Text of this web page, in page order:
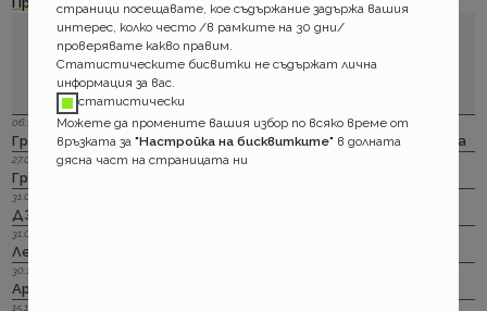
06.12.2023 г.
Групама: Ски и сноуборд безплатно при пътуване в чужбина
27.04.2023 г.
Групама: За каското
31.03.2023 г.
ДЗИ: Отличници в ликвидацията по каско
31.03.2023 г.
Лев Инс: Още месец на промоция по каско
30.11.2022 г.
Армеец: И асистанс за България по каско
15.11.2022 г.
страници посещавате, кое съдържание задържа вашия
интерес, колко често /в рамките на 30 дни/
проверявате какво правим.
Статистическите бисвитки не съдържат лична
информация за вас.
статистически
Можете да промените вашия избор по всяко време от
връзката за "Настройка на бисквитките" в долната
дясна част на страницата ни